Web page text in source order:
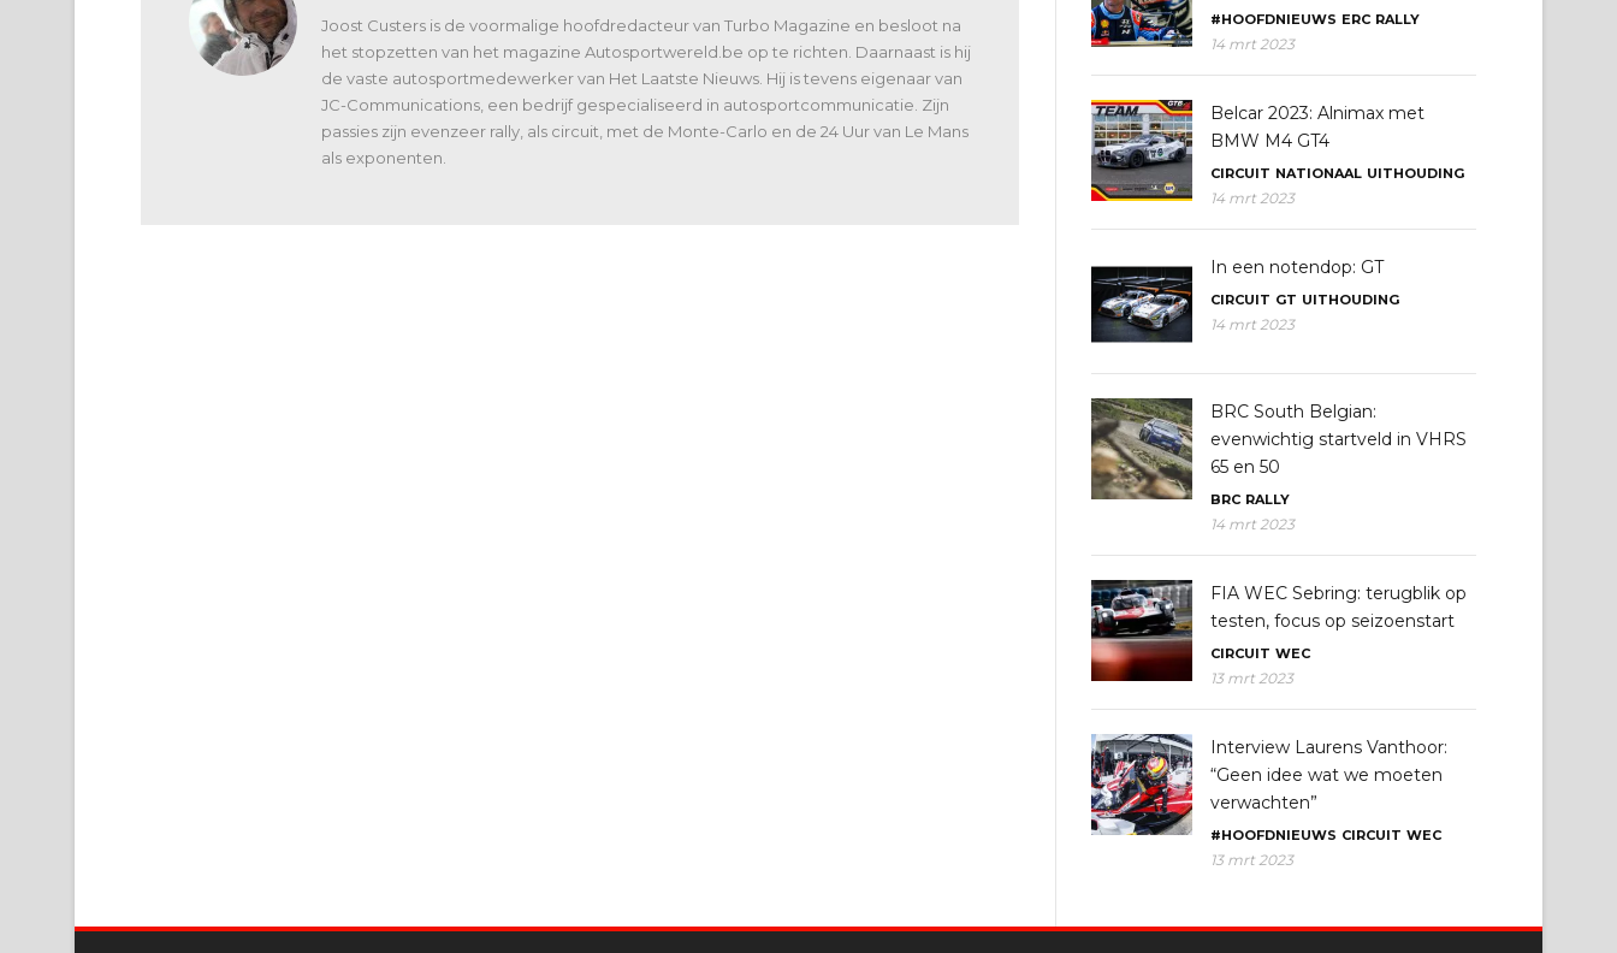
Joost Custers is de voormalige hoofdredacteur van Turbo Magazine en besloot na
het stopzetten van het magazine Autosportwereld.be op te richten. Daarnaast is hij
de vaste autosportmedewerker van Het Laatste Nieuws. Hij is tevens eigenaar van
JC-Communications, een bedrijf gespecialiseerd in autosportcommunicatie. Zijn
passies zijn evenzeer rally, als circuit, met de Monte-Carlo en de 24 Uur van Le Mans
als exponenten.
#HOOFDNIEUWS ERC RALLY
14 mrt 2023
Belcar 2023: Alnimax met
BMW M4 GT4
CIRCUIT NATIONAAL UITHOUDING
14 mrt 2023
In een notendop: GT
CIRCUIT GT UITHOUDING
14 mrt 2023
BRC South Belgian:
evenwichtig startveld in VHRS
65 en 50
BRC RALLY
14 mrt 2023
FIA WEC Sebring: terugblik op
testen, focus op seizoenstart
CIRCUIT WEC
13 mrt 2023
Interview Laurens Vanthoor:
“Geen idee wat we moeten
verwachten”
#HOOFDNIEUWS CIRCUIT WEC
13 mrt 2023